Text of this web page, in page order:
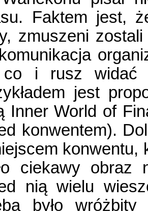
Faktem jest,
zmuszeni
i rusz widać
jest
Inner World of
konwentem).
konwentu,
ciekawy obraz
nią wielu
było